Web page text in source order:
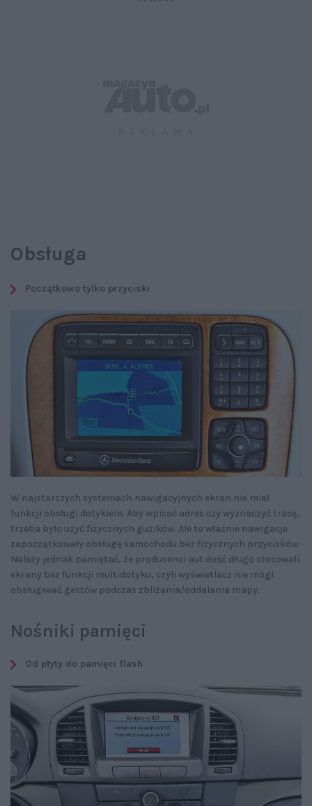
Obsługa
Początkowo tylko przyciski
W najstarszych systemach nawigacyjnych ekran nie miał
funkcji obsługi dotykiem. Aby wpisać adres czy wyznaczyć trasę,
trzeba było użyć fizycznych guzików. Ale to właśnie nawigacje
zapoczątkowały obsługę samochodu bez fizycznych przycisków.
Należy jednak pamiętać, że producenci aut dość długo stosowali
ekrany bez funkcji multidotyku, czyli wyświetlacz nie mógł
obsługiwać gestów podczas zbliżania/oddalania mapy.
Nośniki pamięci
Od płyty do pamięci flash